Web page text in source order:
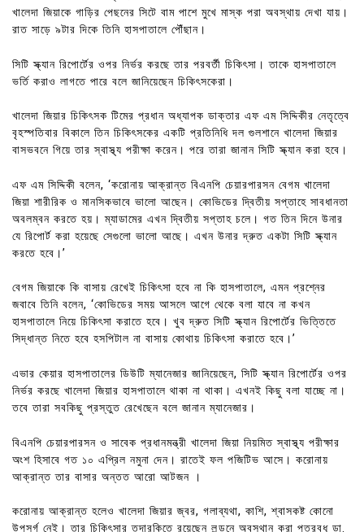
খালেদা জিয়াকে গাড়ির পেছনের সিটে বাম পাশে মুখে মাস্ক পরা অবস্থায় দেখা যায়।
রাত সাড়ে ৯টার দিকে তিনি হাসপাতালে পৌঁছান।
সিটি স্ক্যান রিপোর্টের ওপর নির্ভর করছে তার পরবর্তী চিকিৎসা। তাকে হাসপাতালে
ভর্তি করাও লাগতে পারে বলে জানিয়েছেন চিকিৎসকেরা।
খালেদা জিয়ার চিকিৎসক টিমের প্রধান অধ্যাপক ডাক্তার এফ এম সিদ্দিকীর নেতৃত্বে
বৃহস্পতিবার বিকালে তিন চিকিৎসকের একটি প্রতিনিধি দল গুলশানে খালেদা জিয়ার
বাসভবনে গিয়ে তার স্বাস্থ্য পরীক্ষা করেন। পরে তারা জানান সিটি স্ক্যান করা হবে।
এফ এম সিদ্দিকী বলেন, ‘করোনায় আক্রান্ত বিএনপি চেয়ারপারসন বেগম খালেদা
জিয়া শারীরিক ও মানসিকভাবে ভালো আছেন। কোভিডের দ্বিতীয় সপ্তাহে সাবধানতা
অবলম্বন করতে হয়। ম্যাডামের এখন দ্বিতীয় সপ্তাহ চলে। গত তিন দিনে উনার
যে রিপোর্ট করা হয়েছে সেগুলো ভালো আছে। এখন উনার দ্রুত একটা সিটি স্ক্যান
করতে হবে।’
বেগম জিয়াকে কি বাসায় রেখেই চিকিৎসা হবে না কি হাসপাতালে, এমন প্রশ্নের
জবাবে তিনি বলেন, ‘কোভিডের সময় আসলে আগে থেকে বলা যাবে না কখন
হাসপাতালে নিয়ে চিকিৎসা করাতে হবে। খুব দ্রুত সিটি স্ক্যান রিপোর্টের ভিত্তিতে
সিদ্ধান্ত নিতে হবে হসপিটাল না বাসায় কোথায় চিকিৎসা করাতে হবে।’
এভার কেয়ার হাসপাতালের ডিউটি ম্যানেজার জানিয়েছেন, সিটি স্ক্যান রিপোর্টের ওপর
নির্ভর করছে খালেদা জিয়ার হাসপাতালে থাকা না থাকা। এখনই কিছু বলা যাচ্ছে না।
তবে তারা সবকিছু প্রস্তুত রেখেছেন বলে জানান ম্যানেজার।
বিএনপি চেয়ারপারসন ও সাবেক প্রধানমন্ত্রী খালেদা জিয়া নিয়মিত স্বাস্থ্য পরীক্ষার
অংশ হিসাবে গত ১০ এপ্রিল নমুনা দেন। রাতেই ফল পজিটিভ আসে। করোনায়
আক্রান্ত তার বাসার অন্তত আরো আটজন ।
করোনায় আক্রান্ত হলেও খালেদা জিয়ার জ্বর, গলাব্যথা, কাশি, শ্বাসকষ্ট কোনো
উপসর্গ নেই। তার চিকিৎসার তদারকিতে রয়েছেন লন্ডনে অবস্থান করা পুত্রবধূ ডা.